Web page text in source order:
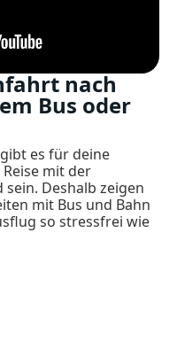
nach
Bus oder
es für deine
mit der
Deshalb zeigen
mit Bus und Bahn
so stressfrei wie